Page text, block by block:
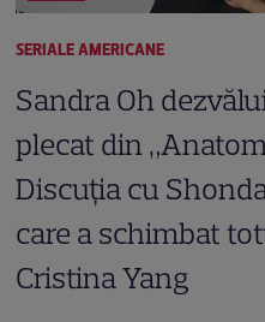
SERIALE AMERICANE
Sandra Oh
plecat din
Discuția cu
care a schimbat
Cristina Yang